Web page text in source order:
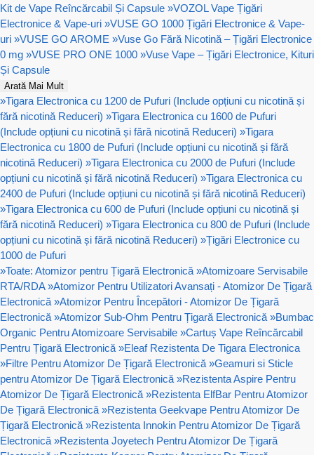
Kit de Vape Reîncărcabil Și Capsule »VOZOL Vape Țigări
Electronice & Vape-uri »VUSE GO 1000 Țigări Electronice & Vape-
uri »VUSE GO AROME »Vuse Go Fără Nicotină – Țigări Electronice
0 mg »VUSE PRO ONE 1000 »Vuse Vape – Țigări Electronice, Kituri
Și Capsule
Arată Mai Mult
»Tigara Electronica cu 1200 de Pufuri (Include opțiuni cu nicotină și
fără nicotină Reduceri) »Tigara Electronica cu 1600 de Pufuri
(Include opțiuni cu nicotină și fără nicotină Reduceri) »Tigara
Electronica cu 1800 de Pufuri (Include opțiuni cu nicotină și fără
nicotină Reduceri) »Tigara Electronica cu 2000 de Pufuri (Include
opțiuni cu nicotină și fără nicotină Reduceri) »Tigara Electronica cu
2400 de Pufuri (Include opțiuni cu nicotină și fără nicotină Reduceri)
»Tigara Electronica cu 600 de Pufuri (Include opțiuni cu nicotină și
fără nicotină Reduceri) »Tigara Electronica cu 800 de Pufuri (Include
opțiuni cu nicotină și fără nicotină Reduceri) »Țigări Electronice cu
1000 de Pufuri
»Toate: Atomizor pentru Țigară Electronică »Atomizoare Servisabile
RTA/RDA »Atomizor Pentru Utilizatori Avansați - Atomizor De Țigară
Electronică »Atomizor Pentru Începători - Atomizor De Țigară
Electronică »Atomizor Sub-Ohm Pentru Țigară Electronică »Bumbac
Organic Pentru Atomizoare Servisabile »Cartuș Vape Reîncărcabil
Pentru Țigară Electronică »Eleaf Rezistenta De Tigara Electronica
»Filtre Pentru Atomizor De Țigară Electronică »Geamuri si Sticle
pentru Atomizor De Țigară Electronică »Rezistenta Aspire Pentru
Atomizor De Țigară Electronică »Rezistenta ElfBar Pentru Atomizor
De Țigară Electronică »Rezistenta Geekvape Pentru Atomizor De
Țigară Electronică »Rezistenta Innokin Pentru Atomizor De Țigară
Electronică »Rezistenta Joyetech Pentru Atomizor De Țigară